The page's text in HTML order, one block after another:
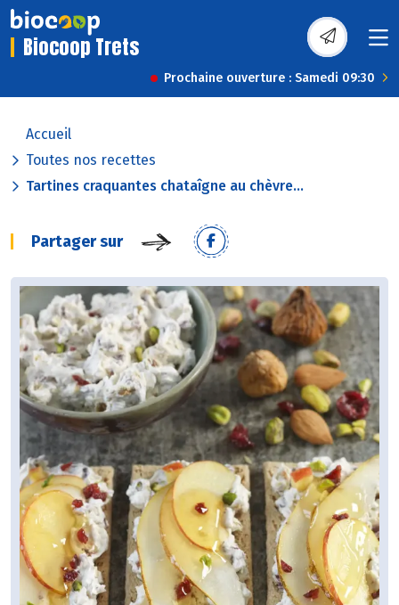
Biocoop Trets
Prochaine ouverture : Samedi 09:30
Accueil
Toutes nos recettes
Tartines craquantes chataîgne au chèvre...
Partager sur